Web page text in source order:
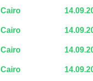
Cairo
Cairo
Cairo
Cairo